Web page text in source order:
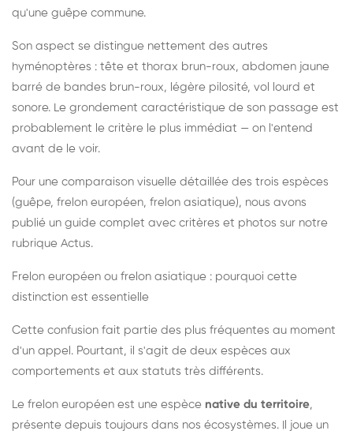
qu'une guêpe commune.
Son aspect se distingue nettement des autres
hyménoptères : tête et thorax brun-roux, abdomen jaune
barré de bandes brun-roux, légère pilosité, vol lourd et
sonore. Le grondement caractéristique de son passage est
probablement le critère le plus immédiat — on l'entend
avant de le voir.
Pour une comparaison visuelle détaillée des trois espèces
(guêpe, frelon européen, frelon asiatique), nous avons
publié un guide complet avec critères et photos sur notre
rubrique Actus.
Frelon européen ou frelon asiatique : pourquoi cette
distinction est essentielle
Cette confusion fait partie des plus fréquentes au moment
d'un appel. Pourtant, il s'agit de deux espèces aux
comportements et aux statuts très différents.
Le frelon européen est une espèce native du territoire,
présente depuis toujours dans nos écosystèmes. Il joue un